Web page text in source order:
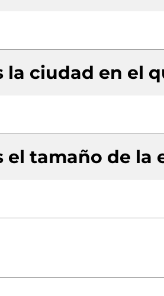
la ciudad en el
el tamaño de la